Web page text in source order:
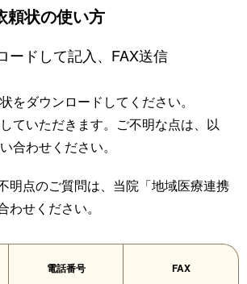
頼状の使い方
ードして記入、FAX送信
をダウンロードしてください。
ていただきます。ご不明な点は、以
合わせください。
明点のご質問は、当院「地域医療連携
せください。
電話番号 FAX